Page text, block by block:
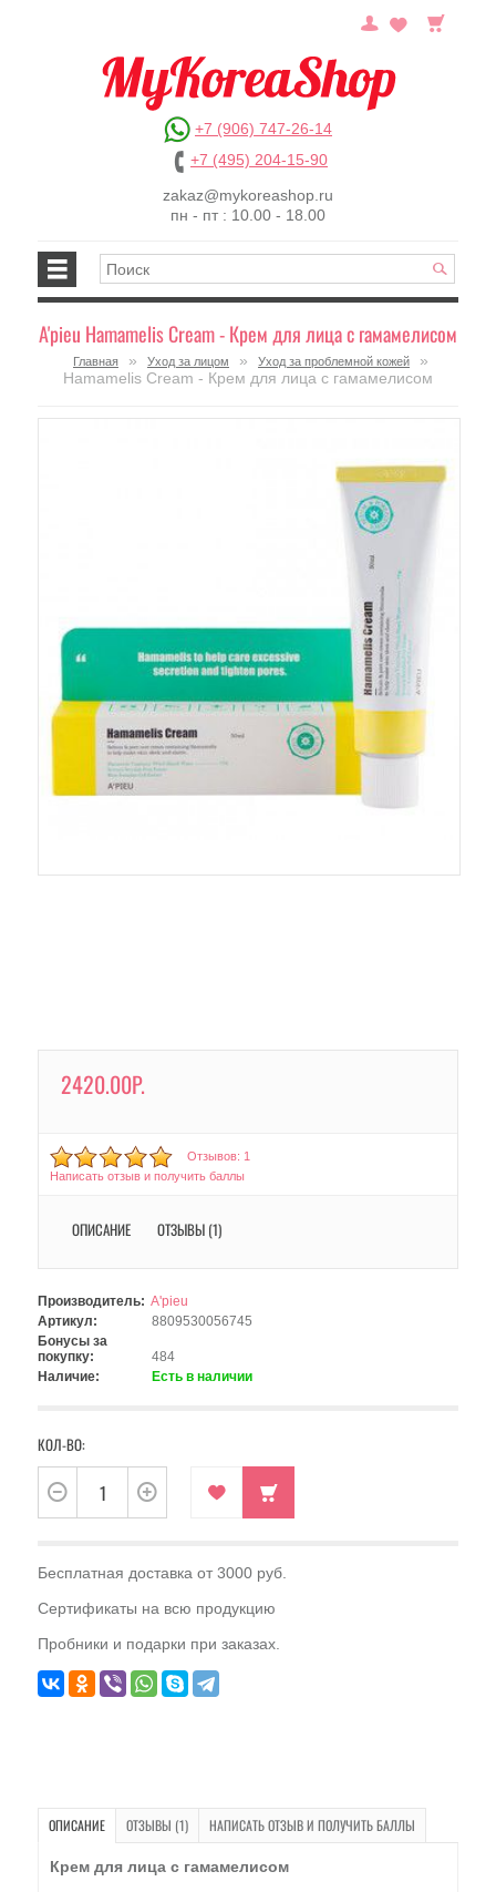
+7 (906) 747-26-14
+7 (495) 204-15-90
zakaz@mykoreashop.ru
пн - пт : 10.00 - 18.00
A'pieu Hamamelis Cream - Крем для лица с гамамелисом
Главная » Уход за лицом » Уход за проблемной кожей
»
Hamamelis Cream - Крем для лица с гамамелисом
2420.00Р.
Отзывов: 1
Написать отзыв и получить баллы
ОПИСАНИЕ ОТЗЫВЫ (1)
Производитель: A'pieu
Артикул:
8809530056745
Бонусы за
покупку:
484
Наличие:
Есть в наличии
КОЛ-ВО:
Бесплатная доставка от 3000 руб.
Сертификаты на всю продукцию
Пробники и подарки при заказах.
ОПИСАНИЕ ОТЗЫВЫ (1) НАПИСАТЬ ОТЗЫВ И ПОЛУЧИТЬ БАЛЛЫ
Крем для лица с гамамелисом